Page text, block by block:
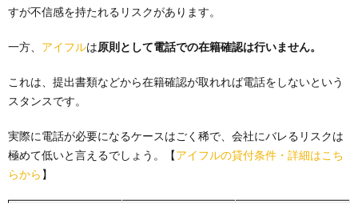
すが不信感を持たれるリスクがあります。
一方、 アイフルは原則として電話での在籍確認は行いません。
これは、提出書類などから在籍確認が取れれば電話をしないという
スタンスです。
実際に電話が必要になるケースはごく稀で、会社にバレるリスクは
極めて低いと言えるでしょう。【アイフルの貸付条件・詳細はこち
らから 】